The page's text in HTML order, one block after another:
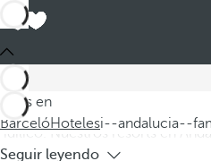
Estás en
BarcelóHotelesi--andalucia--
Barceló
Hoteles en
y
Descubra nuestros hoteles en
podrá disfrutar de unas
idílico. Nuestros resorts en
Seguir leyendo